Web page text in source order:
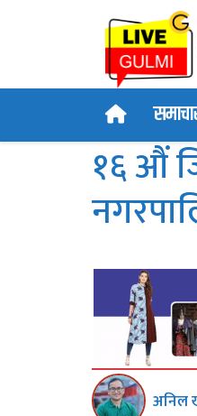
१६ औं
अनिल